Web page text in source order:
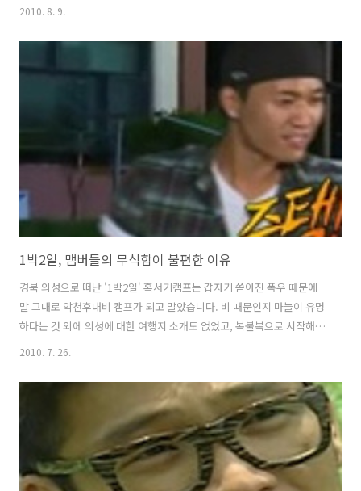
어느 누구도 장사가 없기 때문입니다. 지난주에 이어 이번주도 복불복 대
지 복불복을 한꺼번에 다 몰아치기입니다. 운에 따라 모든 것이 결정되는
여행입니다. 단 입수와 낙오는 필수였는데 낙오자는 은지원이 결정됐습
니다. 비가 억수로 쏟아지는 가운데 시작한 여행은 그리 호락호락하지 않
2010. 8. 9.
1박2일, 맴버들의 무식함이 불편한 이유
경북 의성으로 떠난 '1박2일' 혹서기캠프는 갑자기 쏟아진 폭우 때문에
말 그대로 악천후대비 캠프가 되고 말았습니다. 비 때문인지 마늘이 유명
하다는 것 외에 의성에 대한 여행지 소개도 없었고, 복불복으로 시작해서
복불복으로 끝난 기분입니다. '1박2일'이 리얼 야생 로드 버라이어티 쇼
의성 삼겹살을 걸고 속담 맞추기를 했는데, 초등학생들도 알 수 있는 문
제를 맞추지 못하는 맴버들을 보고 '이건 아니다'라는 생각이 들었습니
다. '1박2일' 맴버들이 퀴즈 복불복을 할 때는 '무식함'과 '설정'이 도마
위에 오르곤 합니다. 지난해 5월 나주특집 때 외국의 수도 이름을 묻는 복
불복에서는 '설정' 논란이 있었지요. MC몽과 이수근이 그리스와 독..
2010. 7. 26.